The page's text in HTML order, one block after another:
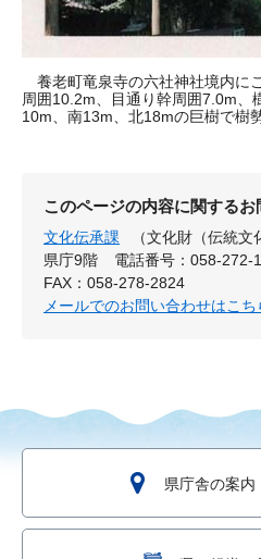
養老町竜泉寺の六社神社境内に
周囲10.2m、目通り幹周囲7.0m、
10m、南13m、北18mの巨樹で樹
このページの内容に関するお
文化伝承課
（文化財（伝統文
県庁9階
電話番号：058-272-
FAX：058-278-2824
メールでのお問い合わせはこち
県庁舎の案内